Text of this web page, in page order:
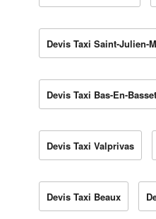
Devis Taxi Saint-Julien-
Devis Taxi Bas-En-Basset
Devis Taxi Valprivas
Devis Taxi Beaux